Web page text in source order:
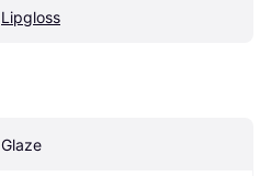
Lipgloss
Glaze